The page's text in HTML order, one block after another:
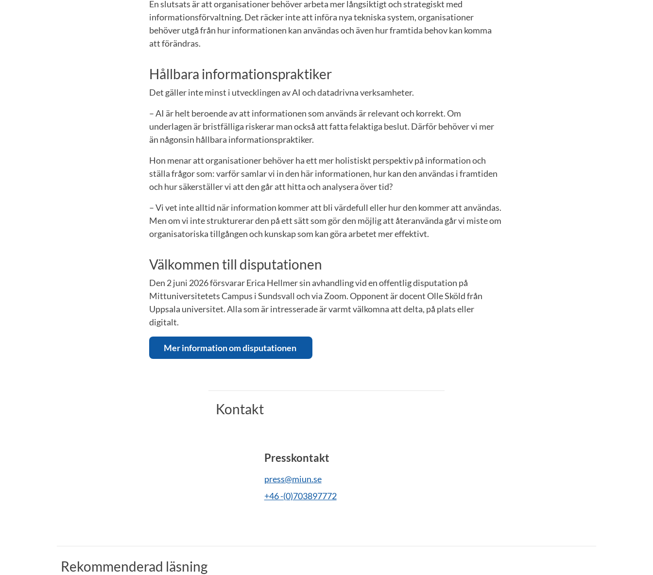
En slutsats är att organisationer behöver arbeta mer långsiktigt och strategiskt med
informationsförvaltning. Det räcker inte att införa nya tekniska system, organisationer
behöver utgå från hur informationen kan användas och även hur framtida behov kan komma
att förändras.
Hållbara informationspraktiker
Det gäller inte minst i utvecklingen av AI och datadrivna verksamheter.
– AI är helt beroende av att informationen som används är relevant och korrekt. Om
underlagen är bristfälliga riskerar man också att fatta felaktiga beslut. Därför behöver vi mer
än någonsin hållbara informationspraktiker.
Hon menar att organisationer behöver ha ett mer holistiskt perspektiv på information och
ställa frågor som: varför samlar vi in den här informationen, hur kan den användas i framtiden
och hur säkerställer vi att den går att hitta och analysera över tid?
– Vi vet inte alltid när information kommer att bli värdefull eller hur den kommer att användas.
Men om vi inte strukturerar den på ett sätt som gör den möjlig att återanvända går vi miste om
organisatoriska tillgången och kunskap som kan göra arbetet mer effektivt.
Välkommen till disputationen
Den 2 juni 2026 försvarar Erica Hellmer sin avhandling vid en offentlig disputation på
Mittuniversitetets Campus i Sundsvall och via Zoom. Opponent är docent Olle Sköld från
Uppsala universitet. Alla som är intresserade är varmt välkomna att delta, på plats eller
digitalt.
Mer information om disputationen
Kontakt
Presskontakt
press@miun.se
+46 -(0)703897772
Rekommenderad läsning